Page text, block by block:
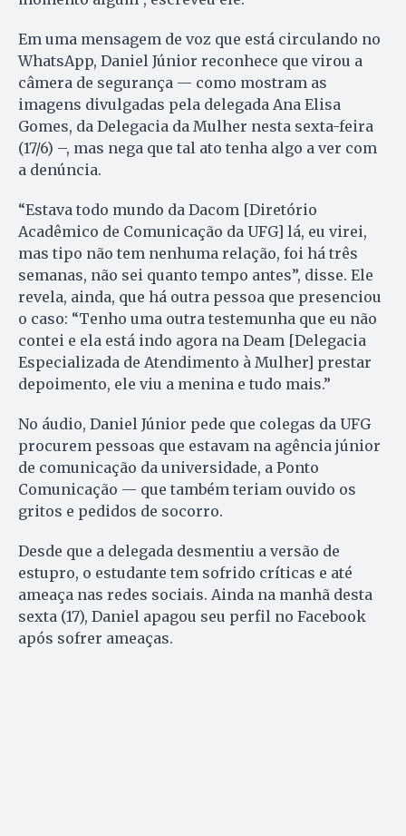
Em uma mensagem de voz que está circulando no
WhatsApp, Daniel Júnior reconhece que virou a
câmera de segurança — como mostram as
imagens divulgadas pela delegada Ana Elisa
Gomes, da Delegacia da Mulher nesta sexta-feira
(17/6) –, mas nega que tal ato tenha algo a ver com
a denúncia.
“Estava todo mundo da Dacom [Diretório
Acadêmico de Comunicação da UFG] lá, eu virei,
mas tipo não tem nenhuma relação, foi há três
semanas, não sei quanto tempo antes”, disse. Ele
revela, ainda, que há outra pessoa que presenciou
o caso: “Tenho uma outra testemunha que eu não
contei e ela está indo agora na Deam [Delegacia
Especializada de Atendimento à Mulher] prestar
depoimento, ele viu a menina e tudo mais.”
No áudio, Daniel Júnior pede que colegas da UFG
procurem pessoas que estavam na agência júnior
de comunicação da universidade, a Ponto
Comunicação — que também teriam ouvido os
gritos e pedidos de socorro.
Desde que a delegada desmentiu a versão de
estupro, o estudante tem sofrido críticas e até
ameaça nas redes sociais. Ainda na manhã desta
sexta (17), Daniel apagou seu perfil no Facebook
após sofrer ameaças.